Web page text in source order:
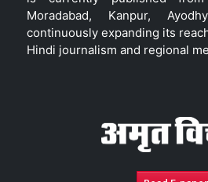
Moradabad, Kanpur,
continuously expanding its
Hindi journalism and regional